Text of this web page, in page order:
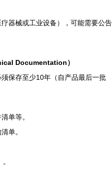
器械或工业设备），可能需要公告
Documentation）
保存至少10年（自产品最后一批
单等。
单。